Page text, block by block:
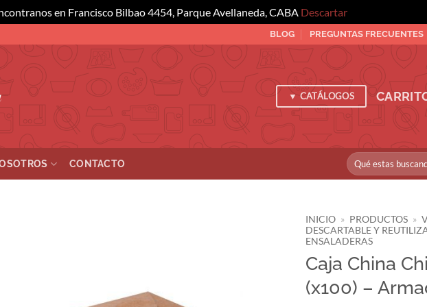
en Francisco Bilbao 4454, Parque Avellaneda, CABA Descartar
BLOG PREGUNTAS FRECUENTES
▼ CATÁLOGOS
CONTACTO
Buscar
por:
INICIO » PRODUCTOS »
DESCARTABLE Y
ENSALADERAS
Caja China
(x100) –